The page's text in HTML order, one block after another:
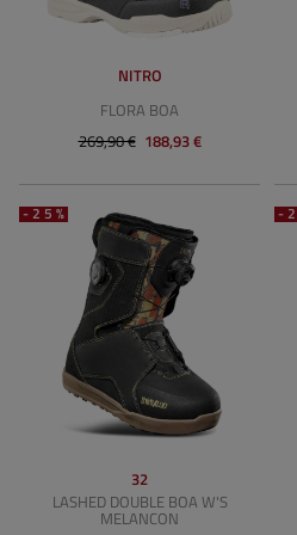
NITRO
FLORA BOA
269,90 € 188,93 €
-25%
32
LASHED DOUBLE BOA W'S
MELANCON
-